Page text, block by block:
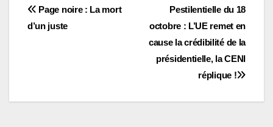
Navigation
de
Pestilentielle du 18
octobre : L’UE remet en
cause la crédibilité de la
présidentielle, la CENI
réplique !
Page noire : La mort
d’un juste